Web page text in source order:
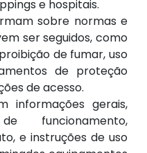
e hospitais.
sobre normas e
ser seguidos, como
de fumar, uso
de proteção
de acesso.
informações gerais,
funcionamento,
e instruções de uso